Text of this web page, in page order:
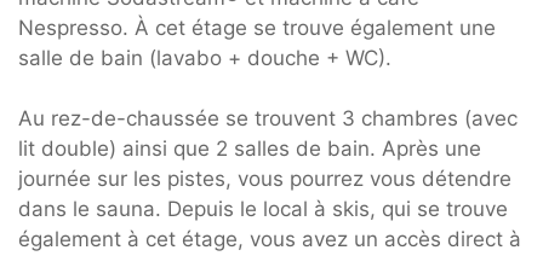
Nespresso. À cet étage se trouve également une
salle de bain (lavabo + douche + WC).
Au rez-de-chaussée se trouvent 3 chambres (avec
lit double) ainsi que 2 salles de bain. Après une
journée sur les pistes, vous pourrez vous détendre
dans le sauna. Depuis le local à skis, qui se trouve
également à cet étage, vous avez un accès direct à